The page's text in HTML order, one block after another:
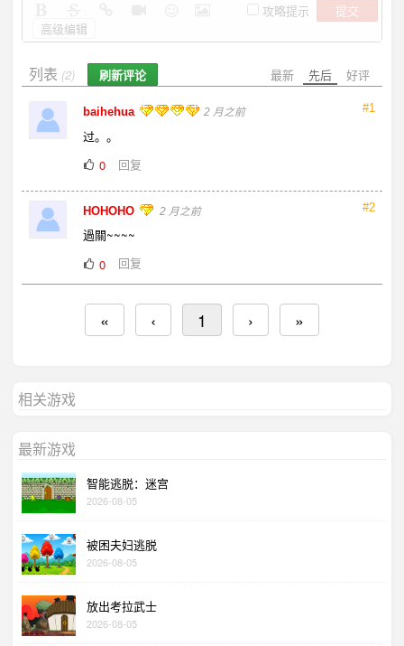
攻略提示
提交
高级编辑
最新 先后 好评
列表 (2) 刷新评论
#1
baihehua 2 月之前
过。。
0
回复
#2
HOHOHO 2 月之前
過關~~~~
0
回复
« ‹ 1 › »
相关游戏
最新游戏
智能逃脱：迷宫
2026-08-05
被困夫妇逃脱
2026-08-05
放出考拉武士
2026-08-05